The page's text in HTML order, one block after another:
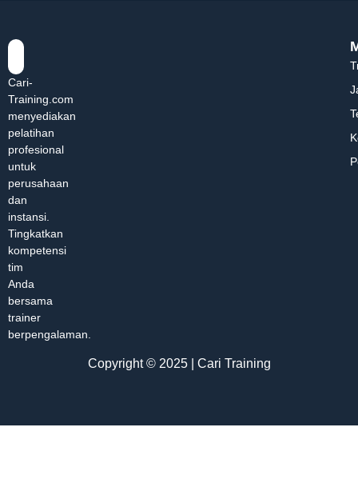
Cari-
Training.com
menyediakan
pelatihan
profesional
untuk
perusahaan
dan
instansi.
Tingkatkan
kompetensi
tim
Anda
bersama
trainer
berpengalaman.
Copyright © 2025 | Cari Training